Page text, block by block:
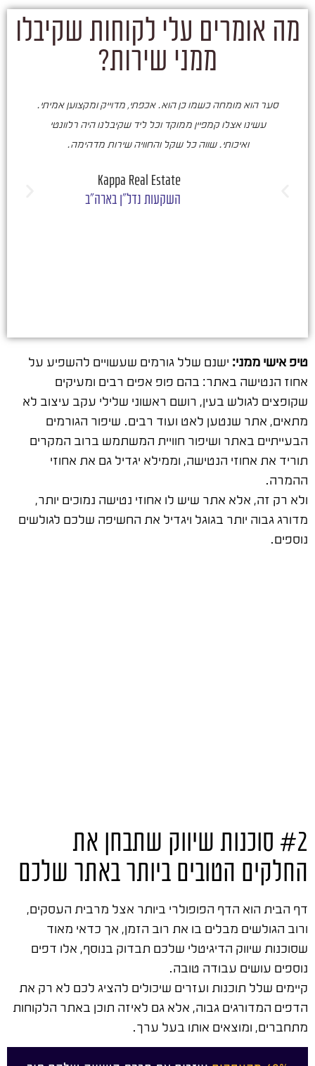
מה אומרים עלי לקוחות שקיבלו
ממני שירות?
סער הוא מומחה כשמו כן הוא. אכפתי, מדוייק ומקצוען אמיתי.
עשינו אצלו קמפיין ממוקד וכל ליד שקיבלנו היה רלוונטי
ואיכותי. שווה כל שקל והחוויה שירות מדהימה.
Kappa Real Estate
השקעות נדל"ן בארה"ב
טיפ אישי ממני: ישנם שלל גורמים שעשויים להשפיע על
אחוז הנטישה באתר: בהם פופ אפים רבים ומעיקים
שקופצים לגולש בעין, רושם ראשוני שלילי עקב עיצוב לא
מתאים, אתר שנטען לאט ועוד רבים. שיפור הגורמים
הבעייתיים באתר ושיפור חוויית המשתמש ברוב המקרים
תוריד את אחוזי הנטישה, וממילא יגדיל גם את אחוזי
ההמרה.
ולא רק זה, אלא אתר שיש לו אחוזי נטישה נמוכים יותר,
מדורג גבוה יותר בגוגל ויגדיל את החשיפה שלכם לגולשים
נוספים.
#2 סוכנות שיווק שתבחן את
החלקים הטובים ביותר באתר שלכם
דף הבית הוא הדף הפופולרי ביותר אצל מרבית העסקים,
ורוב הגולשים מבלים בו את רוב הזמן, אך כדאי מאוד
שסוכנות שיווק הדיגיטלי שלכם תבדוק בנוסף, אלו דפים
נוספים עושים עבודה טובה.
קיימים שלל תוכנות ועזרים שיכולים להציג לכם לא רק את
הדפים המדורגים גבוה, אלא גם לאיזה תוכן באתר הלקוחות
מתחברים, ומוצאים אותו בעל ערך.